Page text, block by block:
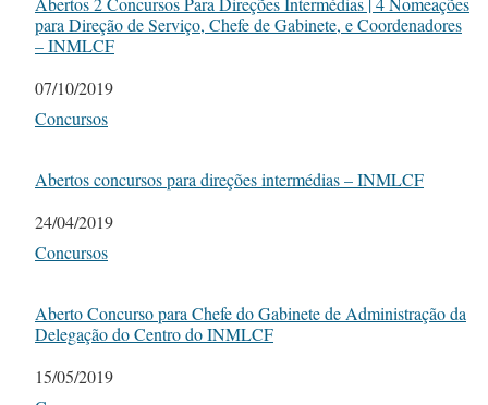
para Direção de Serviço, Chefe de Gabinete, e Coordenadores
– INMLCF
Date
07/10/2019
In relation to
Concursos
Abertos concursos para direções intermédias – INMLCF
Date
24/04/2019
In relation to
Concursos
Aberto Concurso para Chefe do Gabinete de Administração da
Delegação do Centro do INMLCF
Date
15/05/2019